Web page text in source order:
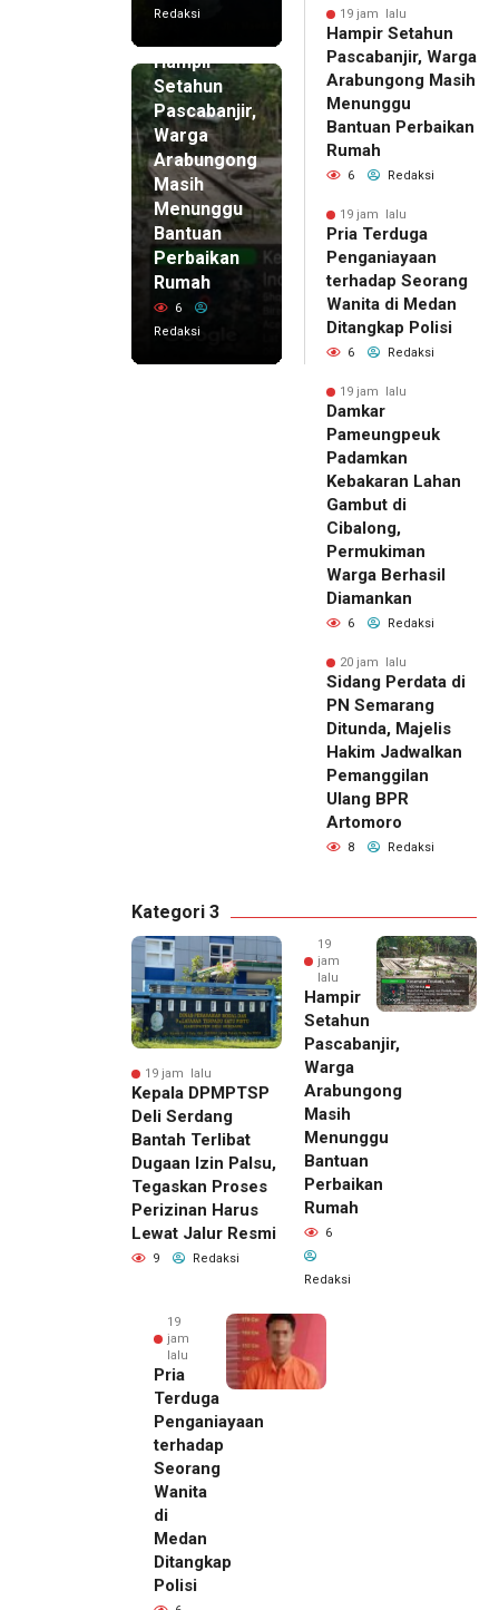
Redaksi
Hampir
Setahun
Pascabanjir,
Warga
Arabungong
Masih
Menunggu
Bantuan
Perbaikan
Rumah
6
Redaksi
19 jam lalu
Hampir Setahun
Pascabanjir, Warga
Arabungong Masih
Menunggu
Bantuan Perbaikan
Rumah
6 Redaksi
19 jam lalu
Pria Terduga
Penganiayaan
terhadap Seorang
Wanita di Medan
Ditangkap Polisi
6 Redaksi
19 jam lalu
Damkar
Pameungpeuk
Padamkan
Kebakaran Lahan
Gambut di
Cibalong,
Permukiman
Warga Berhasil
Diamankan
6 Redaksi
20 jam lalu
Sidang Perdata di
PN Semarang
Ditunda, Majelis
Hakim Jadwalkan
Pemanggilan
Ulang BPR
Artomoro
8 Redaksi
Kategori 3
19 jam lalu
Kepala DPMPTSP
Deli Serdang
Bantah Terlibat
Dugaan Izin Palsu,
Tegaskan Proses
Perizinan Harus
Lewat Jalur Resmi
9 Redaksi
19
jam
lalu
Hampir
Setahun
Pascabanjir,
Warga
Arabungong
Masih
Menunggu
Bantuan
Perbaikan
Rumah
6
Redaksi
19
jam
lalu
Pria
Terduga
Penganiayaan
terhadap
Seorang
Wanita
di
Medan
Ditangkap
Polisi